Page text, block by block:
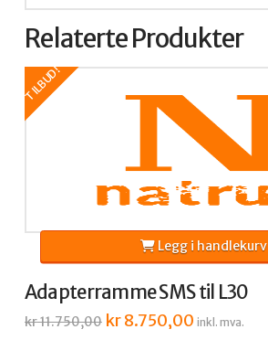
Relaterte Produkter
TILBUD!
Adapterramme SMS til L30
kr11.750,00 Opprinnelig
pris
kr8.750,00Nåværende
pris
inkl. mva.
Legg i handlekurv